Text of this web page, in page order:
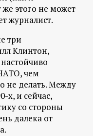
этого не может
журналист.
три
Клинтон,
чем
не делать. Между
х, и сейчас,
со стороны
далека от